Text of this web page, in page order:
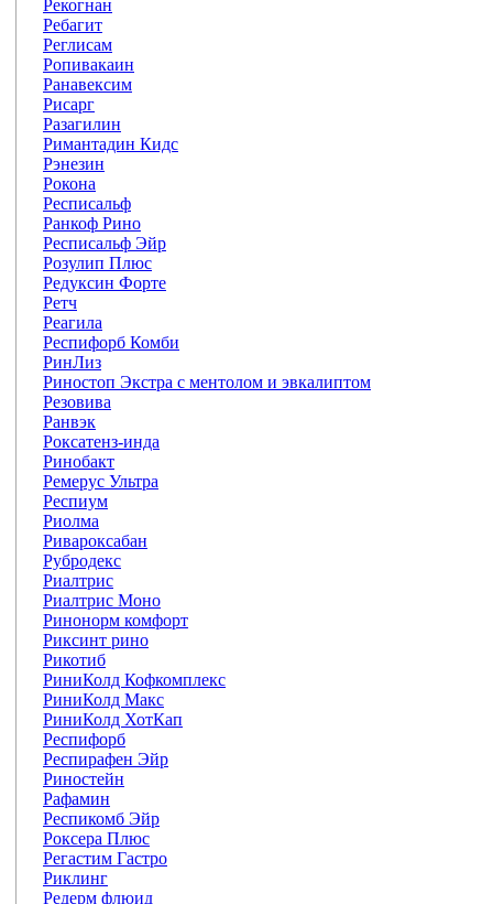
Рекогнан
Ребагит
Реглисам
Ропивакаин
Ранавексим
Рисарг
Разагилин
Римантадин Кидс
Рэнезин
Рокона
Респисальф
Ранкоф Рино
Респисальф Эйр
Розулип Плюс
Редуксин Форте
Ретч
Реагила
Респифорб Комби
РинЛиз
Риностоп Экстра с ментолом и эвкалиптом
Резовива
Ранвэк
Роксатенз-инда
Ринобакт
Ремерус Ультра
Респиум
Риолма
Ривароксабан
Рубродекс
Риалтрис
Риалтрис Моно
Ринонорм комфорт
Риксинт рино
Рикотиб
РиниКолд Кофкомплекс
РиниКолд Макс
РиниКолд ХотКап
Респифорб
Респирафен Эйр
Риностейн
Рафамин
Респикомб Эйр
Роксера Плюс
Регастим Гастро
Риклинг
Редерм флюид